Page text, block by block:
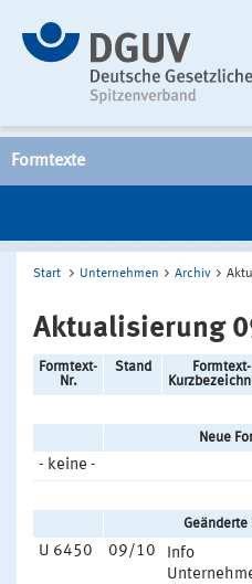
Formtexte
Start Unternehmen Archiv
Aktualisierung
Formtext-
Nr.
Stand
Formtext-
Neue
- keine -
Geänderte
U 6450 09/10
Info